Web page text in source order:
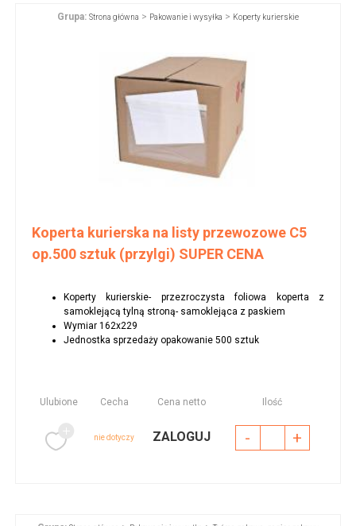
Grupa: Strona główna > Pakowanie i wysyłka > Koperty kurierskie
Koperta kurierska na listy przewozowe C5
op.500 sztuk (przylgi) SUPER CENA
Koperty kurierskie- przezroczysta foliowa koperta z
samoklejącą tylną stroną- samoklejąca z paskiem
Wymiar 162x229
Jednostka sprzedaży opakowanie 500 sztuk
Ulubione Cecha Cena netto Ilość
nie dotyczy ZALOGUJ - +